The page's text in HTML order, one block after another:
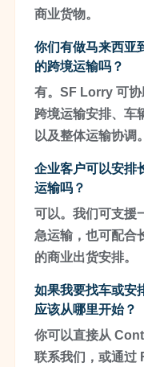
商业货物。
你们有做马来西亚
的跨境运输吗？
有。SF Lorry 可协
跨境运输安排、车
以及整体运输协调。
企业客户可以安排
运输吗？
可以。我们可支援
急运输，也可配合
的商业出货安排。
如果我要找车或安
应该从哪里开始？
你可以直接从
联系我们，或通过